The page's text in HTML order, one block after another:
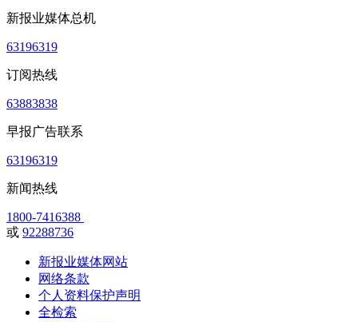
新报业媒体总机
63196319
订阅热线
63883838
早报广告联系
63196319
新闻热线
1800-7416388
或 92288736
新报业媒体网站
网络条款
个人资料保护声明
全检索